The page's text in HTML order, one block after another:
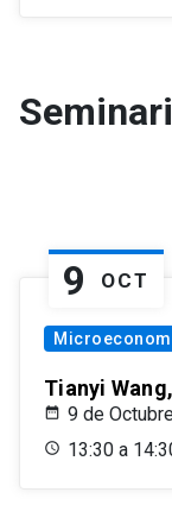
9 OCT
Tianyi
9 de
13:30 a